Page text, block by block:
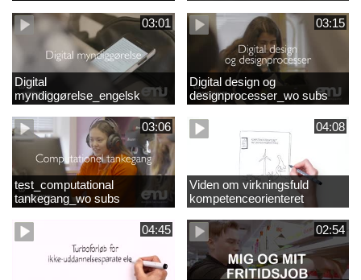
03:01
Digital
myndiggørelse_engelsk
03:15
Digital design og
designprocesser_wo subs
03:06
test_computational
tankegang_wo subs
04:08
Viden om virkningsfuld
kompetenceorienteret
naturfagsundervisning
04:45
02:54